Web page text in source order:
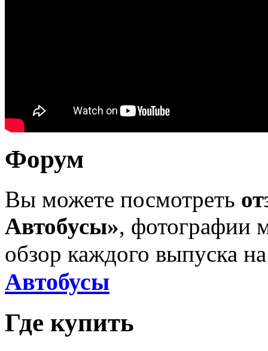
Форум
Вы можете посмотреть
Автобусы», фотографии
обзор каждого выпуска
Автобусы
Где купить